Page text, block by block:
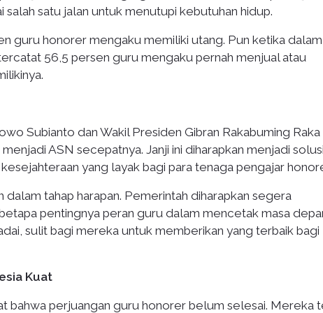
satu jalan untuk menutupi kebutuhan hidup.
guru honorer mengaku memiliki utang. Pun ketika dalam
56,5 persen guru mengaku pernah menjual atau
Subianto dan Wakil Presiden Gibran Rakabuming Raka
ASN secepatnya. Janji ini diharapkan menjadi solusi
yang layak bagi para tenaga pengajar
dalam tahap harapan. Pemerintah diharapkan segera
pentingnya peran guru dalam mencetak masa
sulit bagi mereka untuk memberikan yang terbaik bagi
Kuat
bahwa perjuangan guru honorer belum selesai. Mereka